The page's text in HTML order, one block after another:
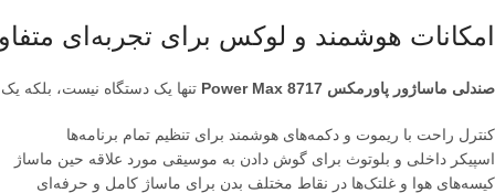
امکانات هوشمند و لوکس برای تجربه‌ای
صندلی ماساژور پاورمکس Power Max 8717 تنها یک دستگاه نیست،
کنترل راحت با ریموت و دکمه‌های هوشمند برای تنظیم تمام برنامه‌ها
اسپیکر داخلی و بلوتوث برای گوش دادن به موسیقی مورد علاقه حین ماساژ
کیسه‌های هوا و غلتک‌ها در نقاط مختلف بدن برای ماساژ کامل و حرفه‌ای